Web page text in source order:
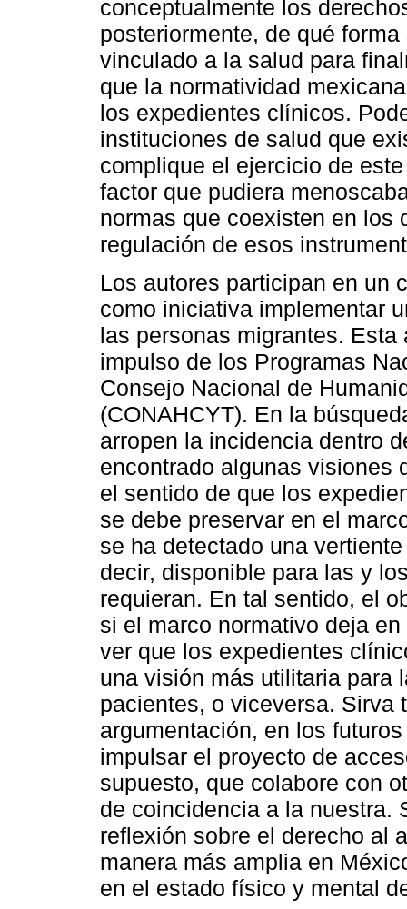
conceptualmente los
posteriormente, de qué
vinculado a la salud para
que la normatividad
los expedientes clínicos.
instituciones de salud que
complique el ejercicio de
factor que pudiera
normas que coexisten en los
regulación de esos
Los autores participan en un
como iniciativa implementar
las personas migrantes.
impulso de los Programas
Consejo Nacional de
(CONAHCYT). En la
arropen la incidencia dentro
encontrado algunas visiones
el sentido de que los
se debe preservar en el
se ha detectado una
decir, disponible para las y
requieran. En tal sentido, el
si el marco normativo deja
ver que los expedientes
una visión más utilitaria para
pacientes, o viceversa. Sirva
argumentación, en los
impulsar el proyecto de
supuesto, que colabore con
de coincidencia a la nuestra.
reflexión sobre el derecho al
manera más amplia en
en el estado físico y mental